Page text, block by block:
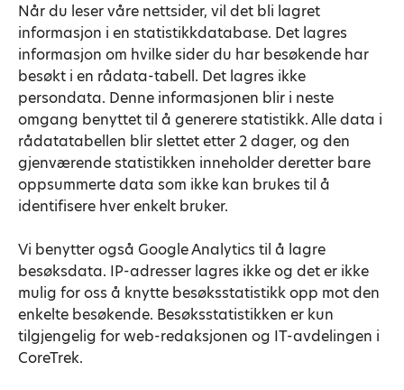
Når du leser våre nettsider, vil det bli lagret
informasjon i en statistikkdatabase. Det lagres
informasjon om hvilke sider du har besøkende har
besøkt i en rådata-tabell. Det lagres ikke
persondata. Denne informasjonen blir i neste
omgang benyttet til å generere statistikk. Alle data i
rådatatabellen blir slettet etter 2 dager, og den
gjenværende statistikken inneholder deretter bare
oppsummerte data som ikke kan brukes til å
identifisere hver enkelt bruker.
Vi benytter også Google Analytics til å lagre
besøksdata. IP-adresser lagres ikke og det er ikke
mulig for oss å knytte besøksstatistikk opp mot den
enkelte besøkende. Besøksstatistikken er kun
tilgjengelig for web-redaksjonen og IT-avdelingen i
CoreTrek.